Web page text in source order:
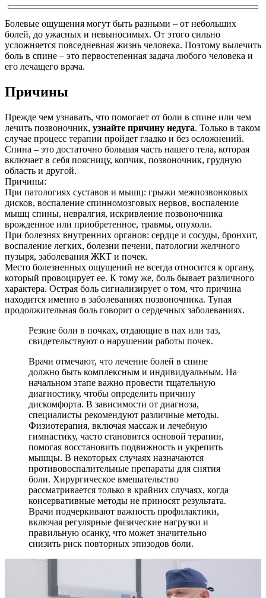
Болевые ощущения могут быть разными – от небольших
болей, до ужасных и невыносимых. От этого сильно
усложняется повседневная жизнь человека. Поэтому вылечить
боль в спине – это первостепенная задача любого человека и
его лечащего врача.
Причины
Прежде чем узнавать, что помогает от боли в спине или чем
лечить позвоночник, узнайте причину недуга. Только в таком
случае процесс терапии пройдет гладко и без осложнений.
Спина – это достаточно большая часть нашего тела, которая
включает в себя поясницу, копчик, позвоночник, грудную
область и другой.
Причины:
При патологиях суставов и мышц: грыжи межпозвонковых
дисков, воспаление спинномозговых нервов, воспаление
мышц спины, невралгия, искривление позвоночника
врожденное или приобретенное, травмы, опухоли.
При болезнях внутренних органов: сердце и сосуды, бронхит,
воспаление легких, болезни печени, патологии желчного
пузыря, заболевания ЖКТ и почек.
Место болезненных ощущений не всегда относится к органу,
который провоцирует ее. К тому же, боль бывает различного
характера. Острая боль сигнализирует о том, что причина
находится именно в заболеваниях позвоночника. Тупая
продолжительная боль говорит о сердечных заболеваниях.
Резкие боли в почках, отдающие в пах или таз,
свидетельствуют о нарушении работы почек.
Врачи отмечают, что лечение болей в спине
должно быть комплексным и индивидуальным. На
начальном этапе важно провести тщательную
диагностику, чтобы определить причину
дискомфорта. В зависимости от диагноза,
специалисты рекомендуют различные методы.
Физиотерапия, включая массаж и лечебную
гимнастику, часто становится основой терапии,
помогая восстановить подвижность и укрепить
мышцы. В некоторых случаях назначаются
противовоспалительные препараты для снятия
боли. Хирургическое вмешательство
рассматривается только в крайних случаях, когда
консервативные методы не приносят результата.
Врачи подчеркивают важность профилактики,
включая регулярные физические нагрузки и
правильную осанку, что может значительно
снизить риск повторных эпизодов боли.